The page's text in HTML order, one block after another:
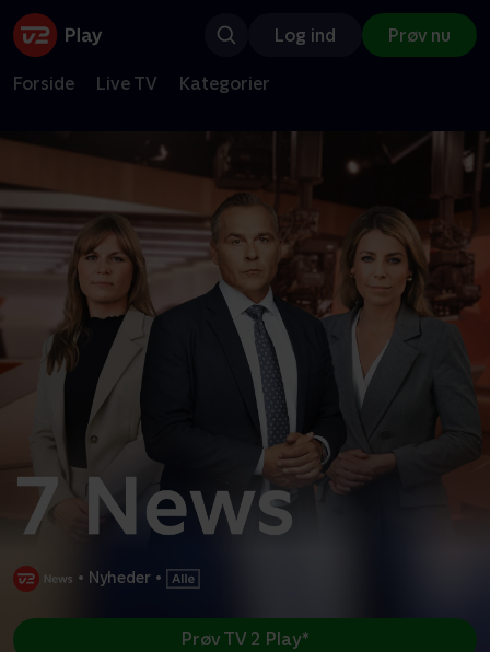
Log ind Prøv nu
Forside Live TV Kategorier
• Nyheder •
Prøv TV 2 Play*